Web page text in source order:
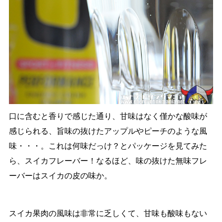
口に含むと香りで感じた通り、甘味はなく僅かな酸味が
感じられる、旨味の抜けたアップルやピーチのような風
味・・・。これは何味だっけ？とパッケージを見てみた
ら、スイカフレーバー！なるほど、味の抜けた無味フレ
ーバーはスイカの皮の味か。
スイカ果肉の風味は非常に乏しくて、甘味も酸味もない